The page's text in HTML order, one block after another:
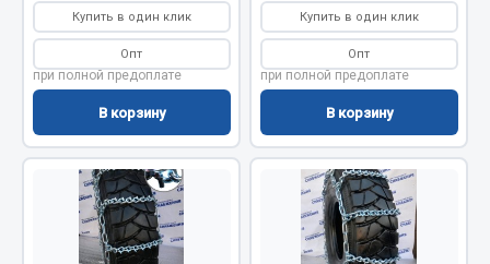
Запчасти КамАЗ
Двигатель
Система питания
Система выпуска газа
Система охлаждения
Сцепление
Коробка передач
Коробка передач ZF
Купить в один клик
Опт
при полной предоплате
В корзину
Купить в один клик
Опт
при полной предоплате
В корзину